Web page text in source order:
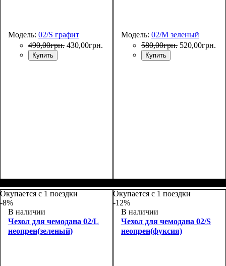
Модель: 02/S графит
490,00грн. 430,00грн.
Купить
Модель: 02/M зеленый
580,00грн. 520,00грн.
Купить
Окупается с 1 поездки
-8%
В наличии
Чехол для чемодана 02/L
неопрен(зеленый)
Окупается с 1 поездки
-12%
В наличии
Чехол для чемодана 02/S
неопрен(фуксия)